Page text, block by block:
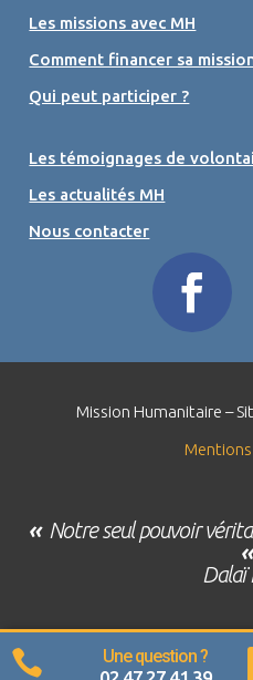

Une question ?
Les missions avec MH
Comment financer sa
Qui peut participer ?
Les témoignages de
Les actualités MH
Nous contacter
Mission Humanitaire –
« Notre seul pouvoir
Dalaï